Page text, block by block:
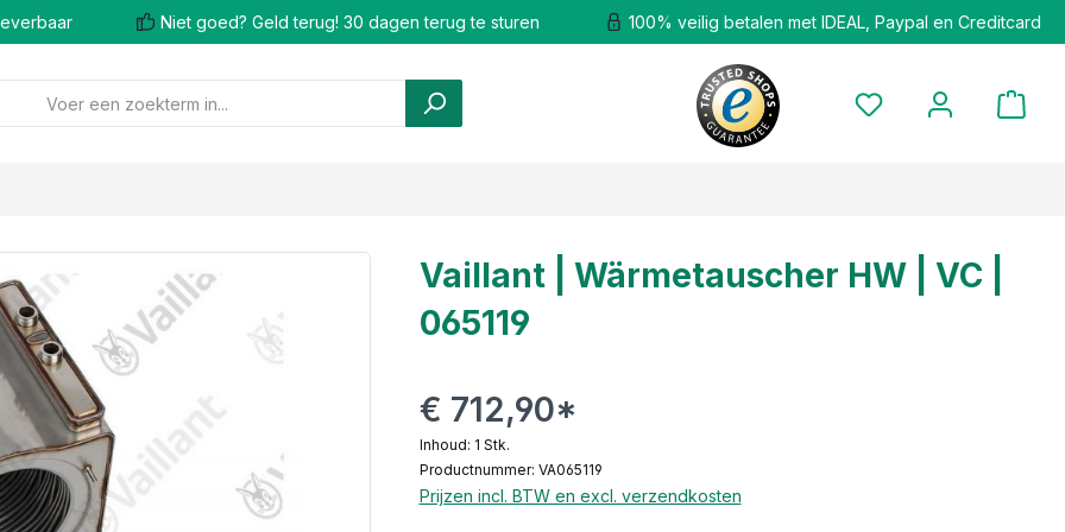
Niet goed? Geld terug! 30 dagen terug te sturen 100% veilig betalen met IDEAL, Paypal en Creditcard
Vaillant | Wärmetauscher HW | VC |
065119
€ 712,90*
Inhoud: 1 Stk.
Productnummer: VA065119
Prijzen incl. BTW en excl. verzendkosten